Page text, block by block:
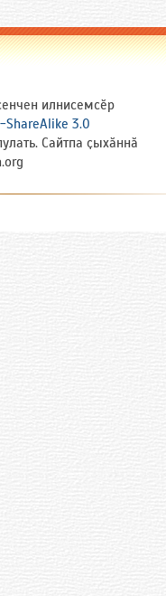
илнисемсӗр
3.0
Сайтпа ҫыхӑннӑ